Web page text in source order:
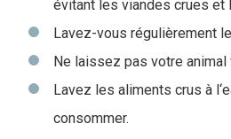
évitant les viandes crues et
Lavez-vous régulièrement
Ne laissez pas votre
Lavez les aliments crus à
consommer.